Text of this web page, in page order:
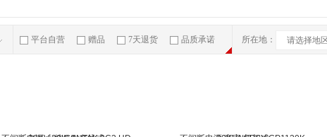
平台自营 赠品 7天退货 品质承诺 所在地： 请选择地